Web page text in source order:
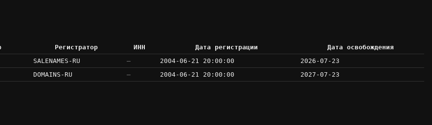
Регистратор ИНН Дата регистрации
Дата освобождения
SALENAMES-RU — 2004-06-21 20:00:00
2026-07-23
DOMAINS-RU — 2004-06-21 20:00:00 2027-07-23